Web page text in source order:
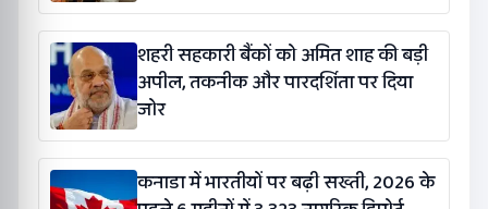
शहरी सहकारी बैंकों को अमित शाह की बड़ी
अपील, तकनीक और पारदर्शिता पर दिया
जोर
कनाडा में भारतीयों पर बढ़ी सख्ती, 2026 के